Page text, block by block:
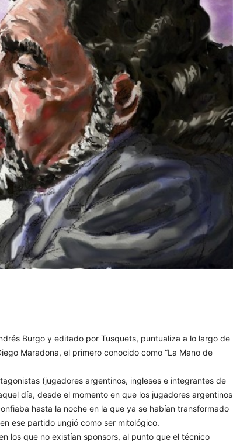
Burgo y editado por Tusquets, puntualiza a lo largo de
Maradona, el primero conocido como “La Mano de
(jugadores argentinos, ingleses e integrantes de
día, desde el momento en que los jugadores argentinos
hasta la noche en la que ya se habían transformado
ese partido ungió como ser mitológico.
los que no existían sponsors, al punto que el técnico